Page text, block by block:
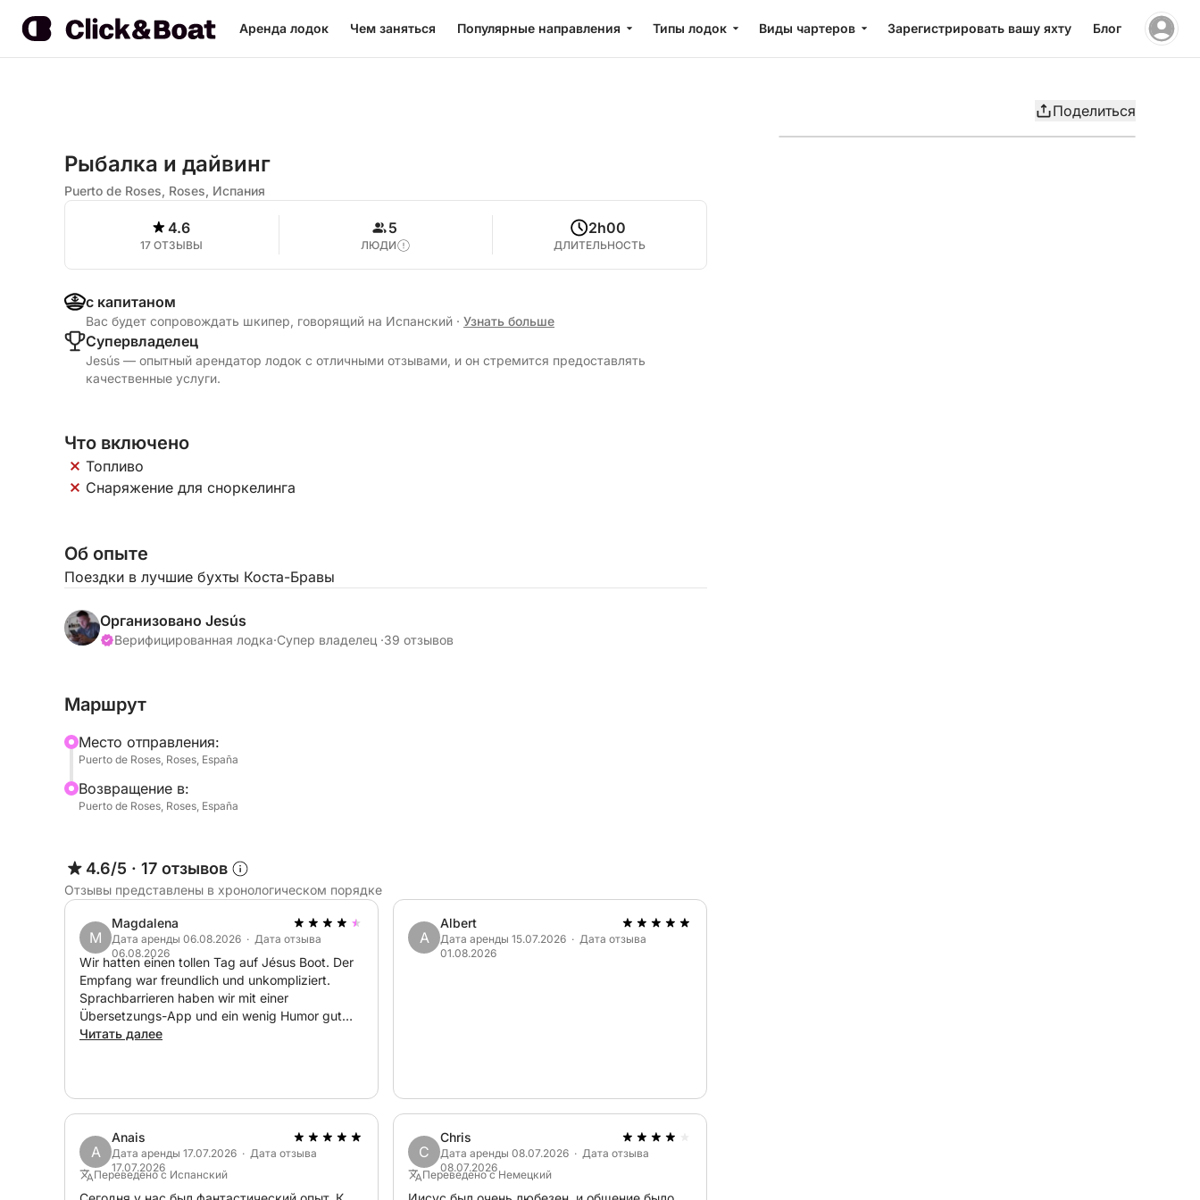
Аренда лодок Чем заняться Популярные направления Типы лодок Виды чартеров Зарегистрировать вашу яхту Блог
Поделиться
Рыбалка и дайвинг
Puerto de Roses, Roses, Испания
4.6
17 ОТЗЫВЫ
5
ЛЮДИ
2h00
ДЛИТЕЛЬНОСТЬ
с капитаном
Вас будет сопровождать шкипер, говорящий на Испанский · Узнать больше
Cупервладелец
Jesús — опытный арендатор лодок с отличными отзывами, и он стремится предоставлять
качественные услуги.
Что включено
Топливо
Снаряжение для сноркелинга
Об опыте
Поездки в лучшие бухты Коста-Бравы
Организовано Jesús
Верифицированная лодка·Супер владелец ·39 отзывов
Маршрут
Mесто отправления:
Puerto de Roses, Roses, España
Bозвращение в:
Puerto de Roses, Roses, España
4.6/5 · 17 отзывов
Отзывы представлены в хронологическом порядке
M
Magdalena
Дата аренды 06.08.2026 · Дата отзыва
06.08.2026
Wir hatten einen tollen Tag auf Jésus Boot. Der
Empfang war freundlich und unkompliziert.
Sprachbarrieren haben wir mit einer
Übersetzungs-App und ein wenig Humor gut
überwunden. Das Preis-Leistungsverhältnis ist
Читать далее
A
Albert
Дата аренды 15.07.2026 · Дата отзыва
01.08.2026
A
Anais
Дата аренды 17.07.2026 · Дата отзыва
17.07.2026
Переведено с Испанский
C
Chris
Дата аренды 08.07.2026 · Дата отзыва
08.07.2026
Переведено с Немецкий